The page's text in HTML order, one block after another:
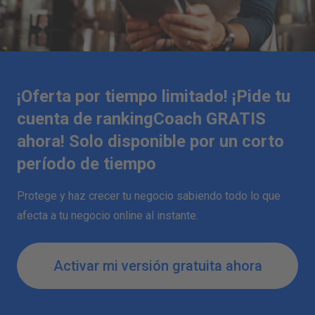
¡Oferta por tiempo limitado! ¡Pide tu
cuenta de rankingCoach GRATIS
ahora! Solo disponible por un corto
período de tiempo
Protege y haz crecer tu negocio sabiendo todo lo que
afecta a tu negocio online al instante.
Activar mi versión gratuita ahora